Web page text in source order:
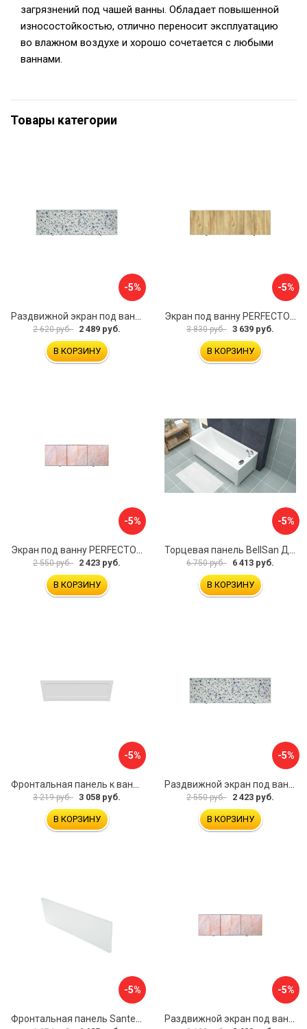
загрязнений под чашей ванны. Обладает повышенной
износостойкостью, отлично переносит эксплуатацию
во влажном воздухе и хорошо сочетается с любыми
ваннами.
Товары категории
-5%
2 620 руб. 2 489 руб.
В КОРЗИНУ
-5%
3 830 руб. 3 639 руб.
В КОРЗИНУ
-5%
Экран под ванну PERFECTO LINEA 36-000157
2 550 руб. 2 423 руб.
В КОРЗИНУ
-5%
Торцевая панель BellSan Даниелла 4627171531049
6 750 руб. 6 413 руб.
В КОРЗИНУ
-5%
3 219 руб. 3 058 руб.
В КОРЗИНУ
-5%
2 550 руб. 2 423 руб.
В КОРЗИНУ
-5% -5%